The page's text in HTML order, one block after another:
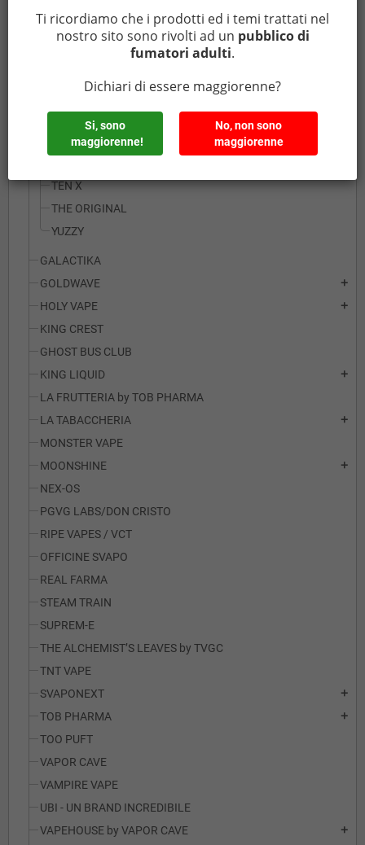
HIGH VOLTAGE
MENTE GHIACCIATE
TABAK FRESH
TEN X
THE ORIGINAL
YUZZY
GALACTIKA
GOLDWAVE
add
HOLY VAPE add
KING CREST
GHOST BUS CLUB
KING LIQUID
add
LA FRUTTERIA by TOB PHARMA
LA TABACCHERIA
add
MONSTER VAPE
MOONSHINE
add
NEX-OS
PGVG LABS/DON CRISTO
RIPE VAPES / VCT
OFFICINE SVAPO
REAL FARMA
STEAM TRAIN
SUPREM-E
THE ALCHEMIST’S LEAVES by TVGC
TNT VAPE
SVAPONEXT
add
TOB PHARMA add
TOO PUFT
VAPOR CAVE
VAMPIRE VAPE
UBI - UN BRAND INCREDIBILE
VAPEHOUSE by VAPOR CAVE
add
Ti ricordiamo che i prodotti ed i temi trattati nel
nostro sito sono rivolti ad un pubblico di
fumatori adulti.
Dichiari di essere maggiorenne?
Si, sono
maggiorenne!
No, non sono
maggiorenne